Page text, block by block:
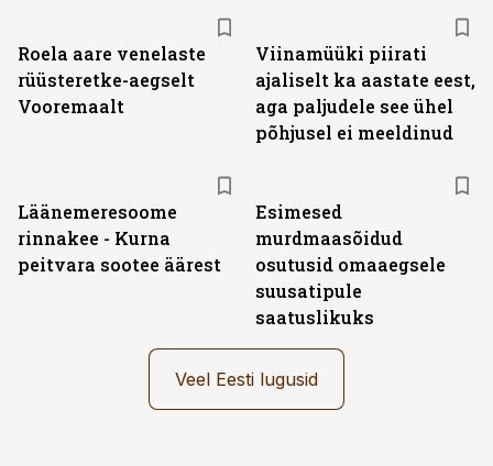
Roela aare venelaste
rüüsteretke-aegselt
Vooremaalt
Viinamüüki piirati
ajaliselt ka aastate eest,
aga paljudele see ühel
põhjusel ei meeldinud
Läänemeresoome
rinnakee - Kurna
peitvara sootee äärest
Esimesed
murdmaasõidud
osutusid omaaegsele
suusatipule
saatuslikuks
Veel Eesti lugusid